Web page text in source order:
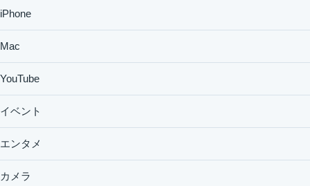
iPhone
Mac
YouTube
イベント
エンタメ
カメラ